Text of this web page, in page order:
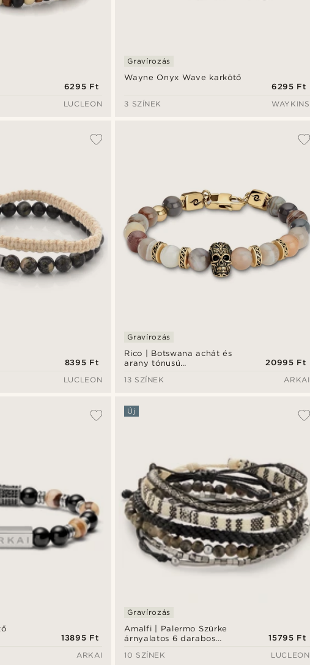
6295 Ft
LUCLEON
Wayne Onyx Wave karkötő
Gravírozás
6295 Ft
3 SZÍNEK
WAYKINS
8395 Ft
LUCLEON
Rico | Botswana achát és
arany tónusú
koponyás karkötő
Gravírozás
20995 Ft
13 SZÍNEK
ARKAI
13895 Ft
ARKAI
Amalfi | Palermo Szürke
árnyalatos 6 darabos
Új
Gravírozás
15795 Ft
10 SZÍNEK
LUCLEON